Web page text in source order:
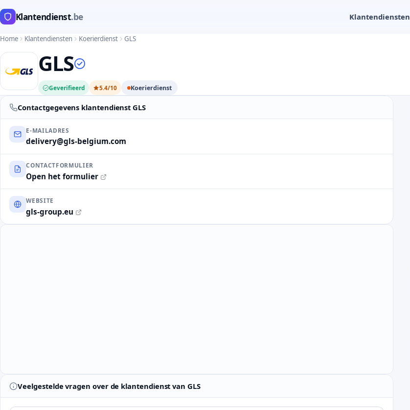
Klantendienst.be Klantendiensten
Home Klantendiensten Koerierdienst GLS
GLS
Geverifieerd 5.4/10 Koerierdienst
Contactgegevens klantendienst GLS
E-MAILADRES
delivery@gls-belgium.com
CONTACTFORMULIER
Open het formulier
WEBSITE
gls-group.eu
Veelgestelde vragen over de klantendienst van GLS